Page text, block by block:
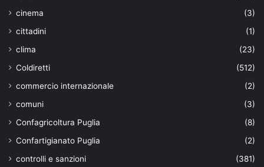
cinema
(3)
cittadini
(1)
clima
(23)
Coldiretti
(512)
commercio internazionale
(2)
comuni
(3)
Confagricoltura Puglia
(8)
Confartigianato Puglia
(2)
controlli e sanzioni
(381)